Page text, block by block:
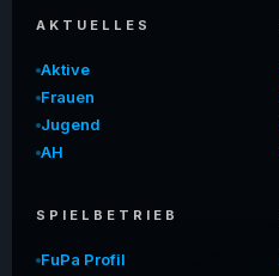
AKTUELLES
Aktive
Frauen
Jugend
AH
SPIELBETRIEB
FuPa Profil